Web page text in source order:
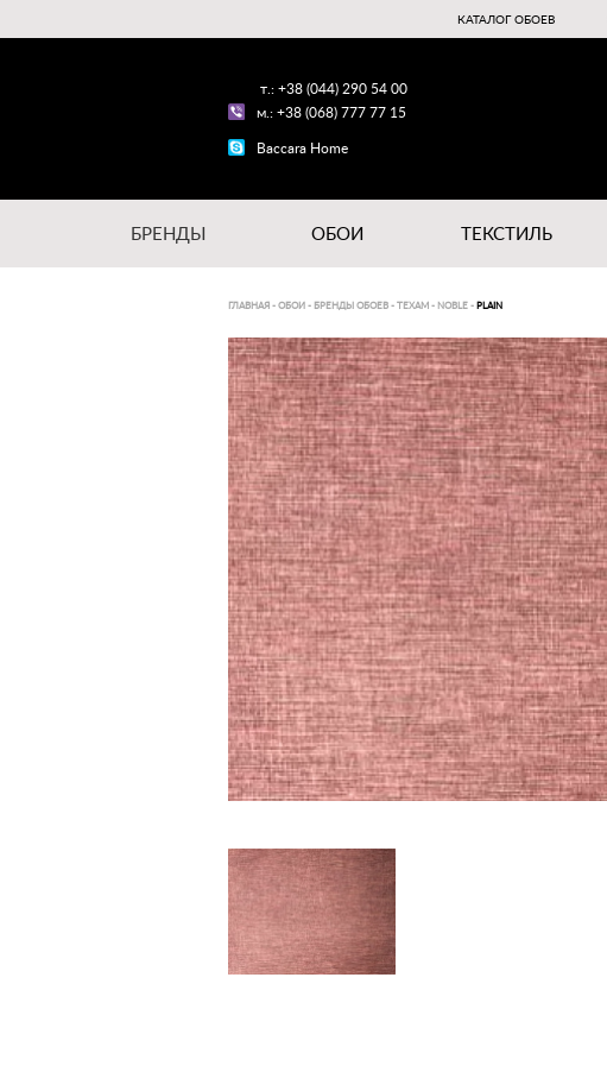
КАТАЛОГ ОБОЕВ
т.: +38 (044) 290 54 00
м.: +38 (068) 777 77 15
Baccara Home
БРЕНДЫ ОБОИ ТЕКСТИЛЬ
ГЛАВНАЯ - ОБОИ - БРЕНДЫ ОБОЕВ - TEXAM - NOBLE - PLAIN